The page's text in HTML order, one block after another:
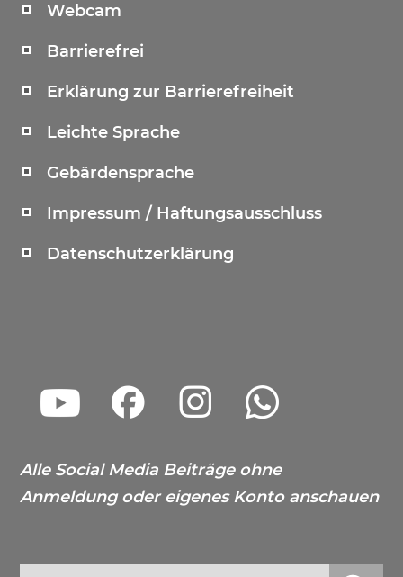
Webcam
Barrierefrei
Erklärung zur Barrierefreiheit
Leichte Sprache
Gebärdensprache
Impressum / Haftungsausschluss
Datenschutzerklärung
Alle Social Media Beiträge ohne
Anmeldung oder eigenes Konto anschauen